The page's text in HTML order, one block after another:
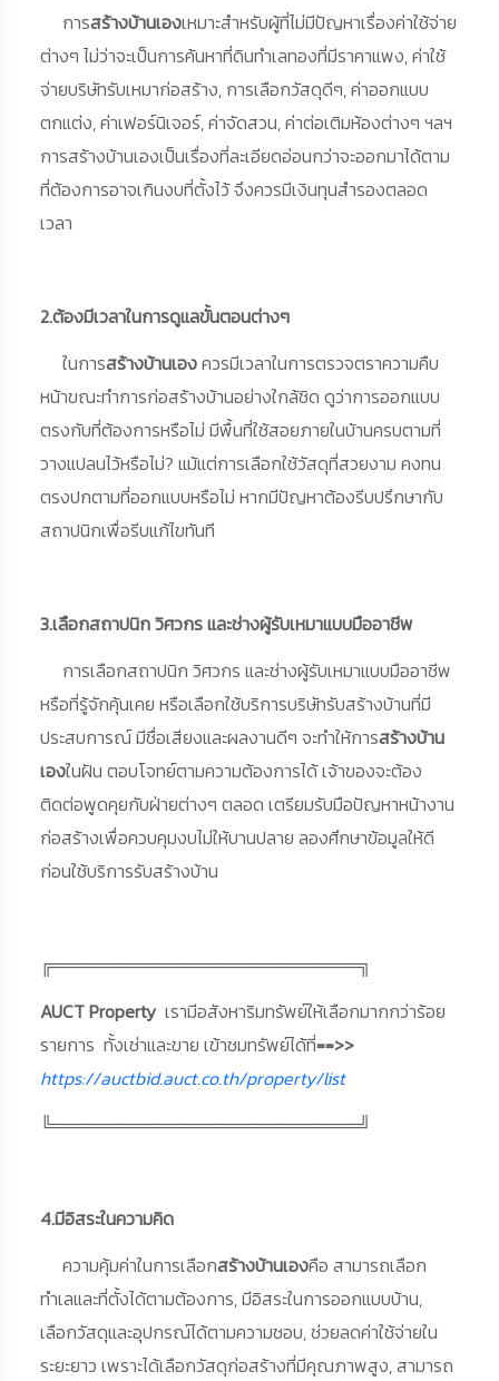
การสร้างบ้านเองเหมาะสำหรับผู้ที่ไม่มีปัญหาเรื่องค่าใช้จ่าย
ต่างๆ ไม่ว่าจะเป็นการค้นหาที่ดินทำเลทองที่มีราคาแพง, ค่าใช้
จ่ายบริษัทรับเหมาก่อสร้าง, การเลือกวัสดุดีๆ, ค่าออกแบบ
ตกแต่ง, ค่าเฟอร์นิเจอร์, ค่าจัดสวน, ค่าต่อเติมห้องต่างๆ ฯลฯ
การสร้างบ้านเองเป็นเรื่องที่ละเอียดอ่อนกว่าจะออกมาได้ตาม
ที่ต้องการอาจเกินงบที่ตั้งไว้ จึงควรมีเงินทุนสำรองตลอด
เวลา
2.ต้องมีเวลาในการดูแลขั้นตอนต่างๆ
ในการสร้างบ้านเองควรมีเวลาในการตรวจตราความคืบ
หน้าขณะทำการก่อสร้างบ้านอย่างใกล้ชิด ดูว่าการออกแบบ
ตรงกับที่ต้องการหรือไม่ มีพื้นที่ใช้สอยภายในบ้านครบตามที่
วางแปลนไว้หรือไม่? แม้แต่การเลือกใช้วัสดุที่สวยงาม คงทน
ตรงปกตามที่ออกแบบหรือไม่ หากมีปัญหาต้องรีบปรึกษากับ
สถาปนิกเพื่อรีบแก้ไขทันที
3.เลือกสถาปนิก วิศวกร และช่างผู้รับเหมาแบบมืออาชีพ
การเลือกสถาปนิก วิศวกร และช่างผู้รับเหมาแบบมืออาชีพ
หรือที่รู้จักคุ้นเคย หรือเลือกใช้บริการบริษัทรับสร้างบ้านที่มี
ประสบการณ์ มีชื่อเสียงและผลงานดีๆ จะทำให้การสร้างบ้าน
เองในฝัน ตอบโจทย์ตามความต้องการได้ เจ้าของจะต้อง
ติดต่อพูดคุยกับฝ่ายต่างๆ ตลอด เตรียมรับมือปัญหาหน้างาน
ก่อสร้างเพื่อควบคุมงบไม่ให้บานปลาย ลองศึกษาข้อมูลให้ดี
ก่อนใช้บริการรับสร้างบ้าน
╔═════════════════════════╗
AUCT Property เรามีอสังหาริมทรัพย์ให้เลือกมากกว่าร้อย
รายการ ทั้งเช่าและขาย เข้าชมทรัพย์ได้ที่==>>
https://auctbid.auct.co.th/property/list
╚═════════════════════════╝
4.มีอิสระในความคิด
ความคุ้มค่าในการเลือกสร้างบ้านเองคือ สามารถเลือก
ทำเลและที่ตั้งได้ตามต้องการ, มีอิสระในการออกแบบบ้าน,
เลือกวัสดุและอุปกรณ์ได้ตามความชอบ, ช่วยลดค่าใช้จ่ายใน
ระยะยาว เพราะได้เลือกวัสดุก่อสร้างที่มีคุณภาพสูง, สามารถ